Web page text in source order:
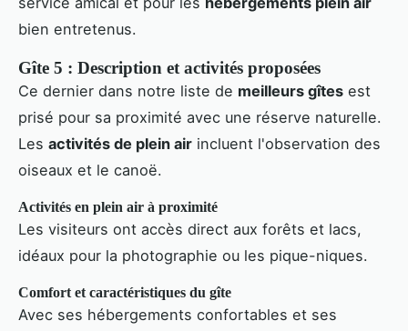
bien entretenus.
Gîte 5 : Description et activités proposées
Ce dernier dans notre liste de meilleurs gîtes est
prisé pour sa proximité avec une réserve naturelle.
Les activités de plein air incluent l'observation des
oiseaux et le canoë.
Activités en plein air à proximité
Les visiteurs ont accès direct aux forêts et lacs,
idéaux pour la photographie ou les pique-niques.
Comfort et caractéristiques du gîte
Avec ses hébergements confortables et ses